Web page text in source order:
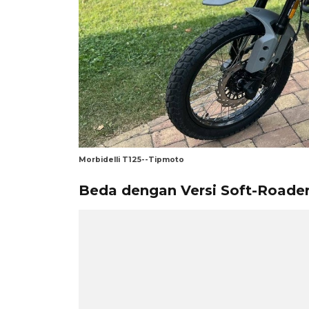
Morbidelli T125--Tipmoto
Beda dengan Versi Soft-